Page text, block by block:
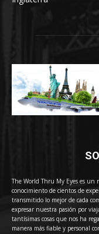
The World Thru My Eyes es un
conocimiento de cientos de
transmitido lo mejor de cada
expresar nuestra pasión por
tantísimas cosas que nos ha
manera más fiable y personal